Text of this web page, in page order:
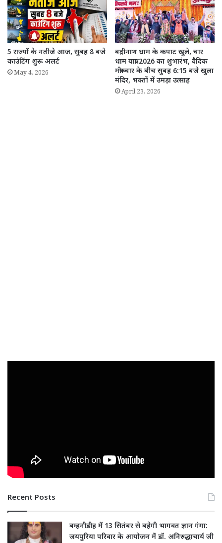
5 राज्यों के नतीजे आज, सुबह 8 बजे
काउंटिंग शुरू अलर्ट
May 4, 2026
बद्रीनाथ धाम के कपाट खुले, चार
धाम यात्रा 2026 का शुभारंभ, वैदिक
मंत्रोच्चार के बीच सुबह 6:15 बजे खुला
मंदिर, भक्तों में उमड़ा उत्साह
April 23, 2026
Recent Posts
बम्हनीडीह में 13 सितंबर से बहेगी भागवत ज्ञान गंगा:
जयपुरिया परिवार के आयोजन में डॉ. अनिरुद्धाचार्य जी